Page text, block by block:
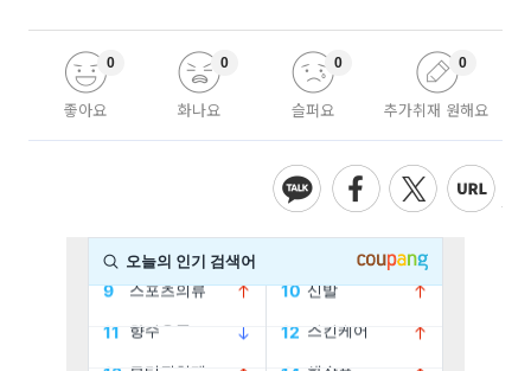
좋아요
0
화나요
0
슬퍼요
0
추가취재 원해요
0